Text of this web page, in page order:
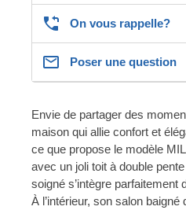
On vous rappelle?
Poser une question
Envie de partager des
maison qui allie confort et
ce que propose le modèle
avec un joli toit à double
soigné s’intègre parfaitement
À l’intérieur, son salon